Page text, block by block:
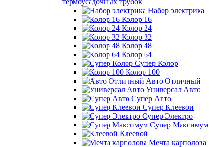
термоусадочных трубок
Набор электрика
Колор 16
Колор 24
Колор 32
Колор 48
Колор 64
Супер Колор
Колор 100
Авто Отличный
Универсал Авто
Супер Авто
Супер Клеевой
Супер Электро
Супер Максимум
Клеевой
Мечта карполова